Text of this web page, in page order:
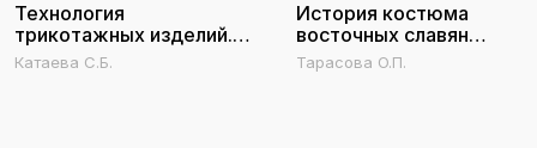
Технология
трикотажных изделий.
Основы трикотажного
Катаева С.Б.
История костюма
восточных славян
(древность - позднее
средневековье)
Тарасова О.П.